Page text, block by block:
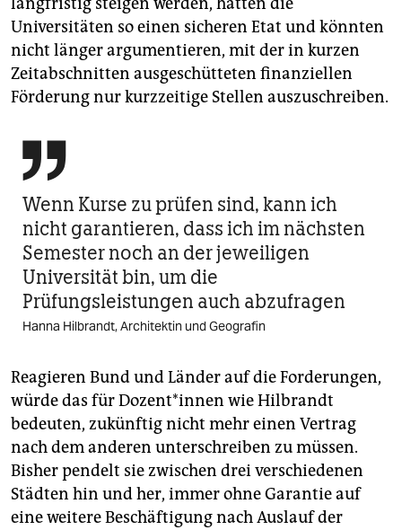
Universitäten so einen sicheren Etat und könnten
nicht länger argumentieren, mit der in kurzen
Zeitabschnitten ausgeschütteten finanziellen
Förderung nur kurzzeitige Stellen auszuschreiben.

Wenn Kurse zu prüfen sind, kann ich
nicht garantieren, dass ich im nächsten
Semester noch an der jeweiligen
Universität bin, um die
Prüfungsleistungen auch abzufragen
Hanna Hilbrandt, Architektin und Geografin
Reagieren Bund und Länder auf die Forderungen,
würde das für Dozent*innen wie Hilbrandt
bedeuten, zukünftig nicht mehr einen Vertrag
nach dem anderen unterschreiben zu müssen.
Bisher pendelt sie zwischen drei verschiedenen
Städten hin und her, immer ohne Garantie auf
eine weitere Beschäftigung nach Auslauf der